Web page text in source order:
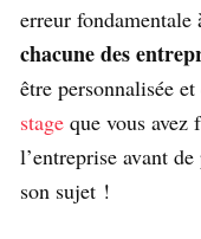
erreur fondamentale
chacune des
être personnalisée
stage que vous avez
l’entreprise avant
son sujet !